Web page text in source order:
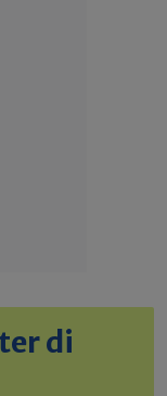
di